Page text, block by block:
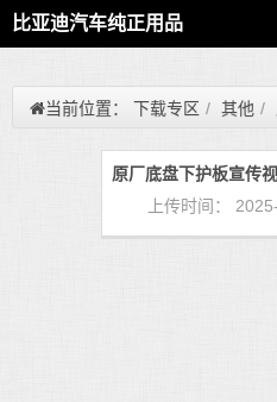
比亚迪汽车纯正用品
当前位置： 下载专区 / 其他 /
原厂底盘下护板宣传
上传时间：